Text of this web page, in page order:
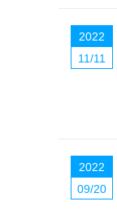
2022
11/11
2022
09/20